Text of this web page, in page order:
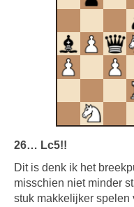
26… Lc5!!
Dit is denk ik het
misschien niet minder
stuk makkelijker spelen